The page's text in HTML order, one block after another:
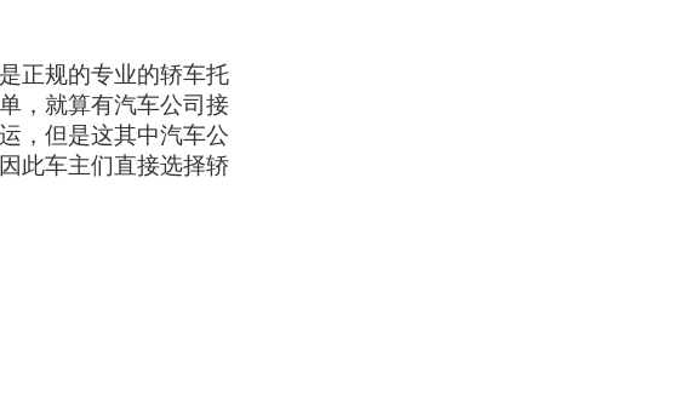
正规的专业的轿车托
，就算有汽车公司接
，但是这其中汽车公
此车主们直接选择轿